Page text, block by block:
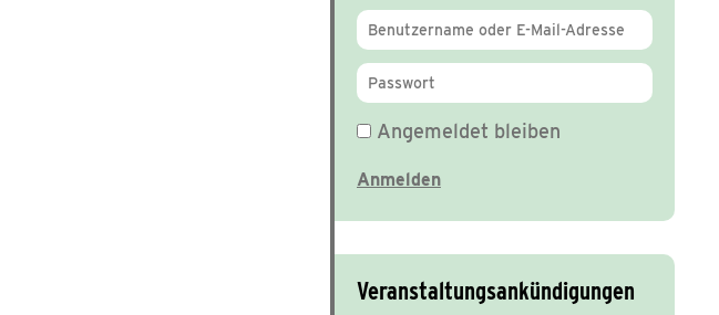
Angemeldet bleiben
Veranstaltungsankündigungen